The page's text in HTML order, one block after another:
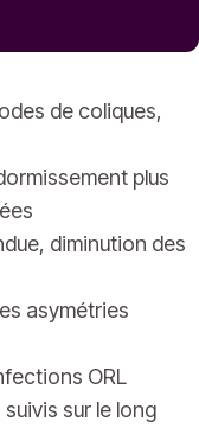
de coliques,
plus
diminution des
asymétries
ORL
sur le long